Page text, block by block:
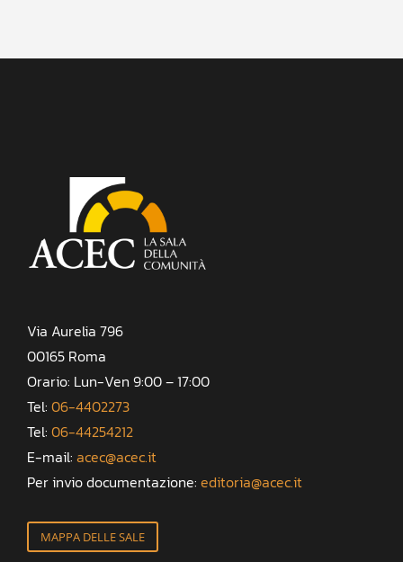
Via Aurelia 796
00165 Roma
Orario: Lun-Ven 9:00 – 17:00
Tel: 06-4402273
Tel: 06-44254212
E-mail: acec@acec.it
Per invio documentazione: editoria@acec.it
MAPPA DELLE SALE